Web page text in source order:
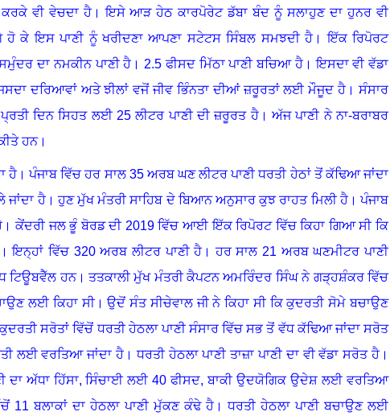
ਵੀ ਵੇਚਦਾ ਹੈ।ਇਸੇ ਆੜ ਹੇਠ ਕਾਰਪੋਰੇਟ ਡੱਬਾ ਬੰਦ ਨੂੰ ਸਲਾਹੁਣ ਦਾ ਹੁਨਰ ਵੀ
ਕੇ ਇਸ ਪਾਣੀ ਨੂੰ ਖਰੀਦਣਾ ਆਪਣਾ ਸਟੇਟਸ ਸਿੰਬਲ ਸਮਝਦੀ ਹੈ ।ਇੱਕ ਰਿਪੋਰਟ
ਦਾ ਨਮਕੀਨ ਪਾਣੀ ਹੈ । 2.5 ਫੀਸਦ ਮਿੱਠਾ ਪਾਣੀ ਬਚਿਆ ਹੈ। ਇਸਦਾ ਵੀ ਵੱਡਾ
ਦਰਿਆਵਾਂ ਅਤੇ ਝੀਲਾਂ ਵਜੋਂ ਜੀਵ ਭਿੰਨਤਾ ਦੀਆਂ ਜ਼ਰੂਰਤਾਂ ਲਈ ਮੌਜੂਦ ਹੈ ।ਸੰਸਾਰ
ਪ੍ਰਤੀ ਦਿਨ ਸਿਹਤ ਲਈ 25 ਲੀਟਰ ਪਾਣੀ ਦੀ ਜ਼ਰੂਰਤ ਹੈ।ਅੱਜ ਪਾਣੀ ਨੇ ਨਾ-ਬਰਾਬਰ
ਹਨ।
ਹੈ ।ਪੰਜਾਬ ਵਿੱਚ ਹਰ ਸਾਲ 35 ਅਰਬ ਘਣ ਲੀਟਰ ਪਾਣੀ ਧਰਤੀ ਹੇਠਾਂ ਤੋਂ ਕੱਢਿਆ ਜਾਂਦਾ
ਜਾਂਦਾ ਹੈ।ਹੁਣ ਮੁੱਖ ਮੰਤਰੀ ਸਾਹਿਬ ਦੇ ਬਿਆਨ ਅਨੁਸਾਰ ਕੁਝ ਰਾਹਤ ਮਿਲੀ ਹੈ।ਪੰਜਾਬ
।ਕੇਂਦਰੀ ਜਲ ਭੂੰ ਬੋਰਡ ਦੀ 2019 ਵਿੱਚ ਆਈ ਇੱਕ ਰਿਪੋਰਟ ਵਿੱਚ ਕਿਹਾ ਗਿਆ ਸੀ ਕਿ
ਇਨ੍ਹਾਂ ਵਿੱਚ 320 ਅਰਬ ਲੀਟਰ ਪਾਣੀ ਹੈ ।ਹਰ ਸਾਲ 21 ਅਰਬ ਘਣਮੀਟਰ ਪਾਣੀ
ਟਿਊਬਵੈੱਲ ਹਨ। ਤਤਕਾਲੀ ਮੁੱਖ ਮੰਤਰੀ ਕੈਪਟਨ ਅਮਰਿੰਦਰ ਸਿੰਘ ਨੇ ਗੜ੍ਹਸ਼ੰਕਰ ਵਿੱਚ
ਲਈ ਕਿਹਾ ਸੀ।ਉਦੋਂ ਸੰਤ ਸੀਚੇਵਾਲ ਜੀ ਨੇ ਕਿਹਾ ਸੀ ਕਿ ਕੁਦਰਤੀ ਸੋਮੇ ਬਚਾਉਣ
ਸਰੋਤਾਂ ਵਿੱਚੋਂ ਧਰਤੀ ਹੇਠਲਾ ਪਾਣੀ ਸੰਸਾਰ ਵਿੱਚ ਸਭ ਤੋਂ ਵੱਧ ਕੱਢਿਆ ਜਾਂਦਾ ਸਰੋਤ
ਲਈ ਵਰਤਿਆ ਜਾਂਦਾ ਹੈ ।ਧਰਤੀ ਹੇਠਲਾ ਪਾਣੀ ਤਾਜ਼ਾ ਪਾਣੀ ਦਾ ਵੀ ਵੱਡਾ ਸਰੋਤ ਹੈ ।
ਦਾ ਅੱਧਾ ਹਿੱਸਾ,ਸਿੰਚਾਈ ਲਈ 40 ਫੀਸਦ, ਬਾਕੀ ਉਦਯੋਗਿਕ ਉਦੇਸ਼ ਲਈ ਵਰਤਿਆ
11 ਬਲਾਕਾਂ ਦਾ ਹੇਠਲਾ ਪਾਣੀ ਮੁੱਕਣ ਕੰਢੇ ਹੈ ।ਧਰਤੀ ਹੇਠਲਾ ਪਾਣੀ ਬਚਾਉਣ ਲਈ